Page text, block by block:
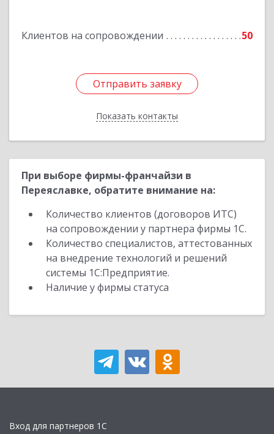
Клиентов на сопровождении 50
Отправить заявку
Показать контакты
Отправить заявку
Назад
При выборе фирмы-франчайзи в
Переяславке, обратите внимание на:
Количество клиентов (договоров ИТС)
на сопровождении у партнера фирмы 1С.
Количество специалистов, аттестованных
на внедрение технологий и решений
системы 1С:Предприятие.
Наличие у фирмы статуса
Вход для партнеров 1С